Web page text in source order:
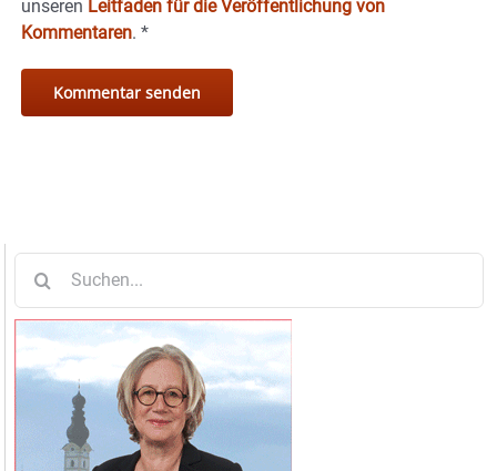
unseren Leitfaden für die Veröffentlichung von
Kommentaren. *
nach: